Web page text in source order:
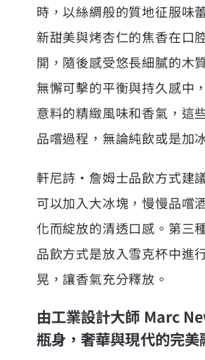
時，以絲綢般的質地征服味
新甜美與烤杏仁的焦香在口
開，隨後感受悠長細膩的木
無懈可擊的平衡與持久感中
意料的精緻風味和香氣，這
品嚐過程，無論純飲或是加
軒尼詩・詹姆士品飲方式建
可以加入大冰塊，慢慢品嚐
化而綻放的清透口感。第三
品飲方式是放入雪克杯中進
晃，讓香氣充分釋放。
由工業設計大師 Marc
瓶身，奢華與現代的完美